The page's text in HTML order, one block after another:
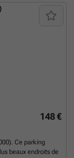
pouvez réserver
En savoir plus ?
148 €
Ce parking
beaux endroits de